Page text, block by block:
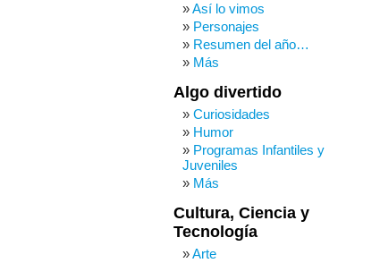
Así lo vimos
Personajes
Resumen del año…
Más
Algo divertido
Curiosidades
Humor
Programas Infantiles y
Juveniles
Más
Cultura, Ciencia y
Tecnología
Arte